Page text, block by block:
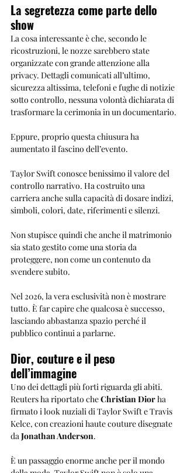
La segretezza come parte dello
show
La cosa interessante è che, secondo le
ricostruzioni, le nozze sarebbero state
organizzate con grande attenzione alla
privacy. Dettagli comunicati all’ultimo,
sicurezza altissima, telefoni e fughe di notizie
sotto controllo, nessuna volontà dichiarata di
trasformare la cerimonia in un documentario.
Eppure, proprio questa chiusura ha
aumentato il fascino dell’evento.
Taylor Swift conosce benissimo il valore del
controllo narrativo. Ha costruito una
carriera anche sulla capacità di dosare indizi,
simboli, colori, date, riferimenti e silenzi.
Non stupisce quindi che anche il matrimonio
sia stato gestito come una storia da
proteggere, non come un contenuto da
svendere subito.
Nel 2026, la vera esclusività non è mostrare
tutto. È far capire che qualcosa è successo,
lasciando abbastanza spazio perché il
pubblico continui a parlarne.
Dior, couture e il peso
dell’immagine
Uno dei dettagli più forti riguarda gli abiti.
Reuters ha riportato che Christian Dior ha
firmato i look nuziali di Taylor Swift e Travis
Kelce, con creazioni haute couture disegnate
da Jonathan Anderson.
È un passaggio enorme anche per il mondo